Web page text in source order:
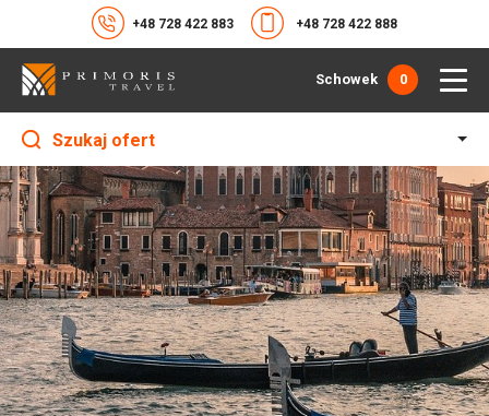
+48 728 422 883 +48 728 422 888
Schowek 0
Szukaj ofert